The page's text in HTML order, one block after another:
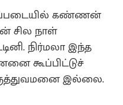
கண்ணன்
சில நாள்
நிர்மலா இந்த
கூப்பிட்டுச்
இல்லை.